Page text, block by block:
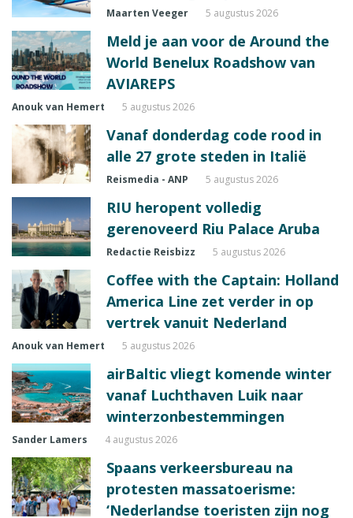
Maarten Veeger 5 augustus 2026
Meld je aan voor de Around the
World Benelux Roadshow van
AVIAREPS
Anouk van Hemert 5 augustus 2026
Vanaf donderdag code rood in
alle 27 grote steden in Italië
Reismedia - ANP 5 augustus 2026
RIU heropent volledig
gerenoveerd Riu Palace Aruba
Redactie Reisbizz 5 augustus 2026
Coffee with the Captain: Holland
America Line zet verder in op
vertrek vanuit Nederland
Anouk van Hemert 5 augustus 2026
airBaltic vliegt komende winter
vanaf Luchthaven Luik naar
winterzonbestemmingen
Sander Lamers 4 augustus 2026
Spaans verkeersbureau na
protesten massatoerisme:
‘Nederlandse toeristen zijn nog